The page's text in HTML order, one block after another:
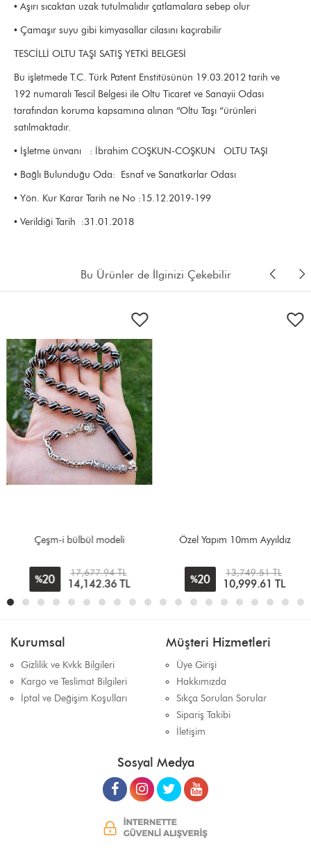
• Aşırı sıcaktan uzak tutulmalıdır çatlamalara sebep olur
• Çamaşır suyu gibi kimyasallar cilasını kaçırabilir
TESCİLLİ OLTU TAŞI SATIŞ YETKİ BELGESİ
Bu işletmede T.C. Türk Patent Enstitüsünün 19.03.2012 tarih ve
192 numaralı Tescil Belgesi ile Oltu Ticaret ve Sanayii Odası
tarafından koruma kapsamına alınan “Oltu Taşı “ürünleri
satılmaktadır.
• İşletme ünvanı : İbrahim COŞKUN-COŞKUN OLTU TAŞI
• Bağlı Bulunduğu Oda: Esnaf ve Sanatkarlar Odası
• Yön. Kur Karar Tarih ne No :15.12.2019-199
• Verildiği Tarih :31.01.2018
Bu Ürünler de İlginizi Çekebilir
Çeşm-i bülbül modeli
%20
17,677.94 TL
14,142.36TL
Özel Yapım 10mm Ayyıldız
%20
13,749.51 TL
10,999.61 TL
Kurumsal
Gizlilik ve Kvkk Bilgileri
Kargo ve Teslimat Bilgileri
İptal ve Değişim Koşulları
Müşteri Hizmetleri
Üye Girişi
Hakkımızda
Sıkça Sorulan Sorular
Sipariş Takibi
İletişim
Sosyal Medya